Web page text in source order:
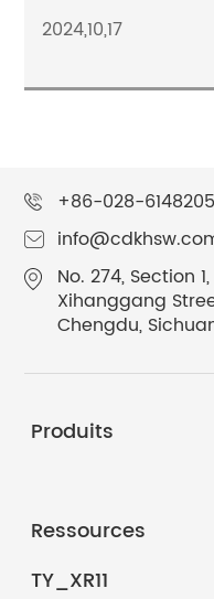
2024,10,17
+86-028-
No. 274, Section
Xihanggang
Chengdu,
Produits
Ressources
TY_XR11